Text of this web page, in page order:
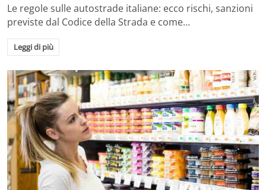
Le regole sulle autostrade italiane: ecco rischi, sanzioni
previste dal Codice della Strada e come…
Leggi di più